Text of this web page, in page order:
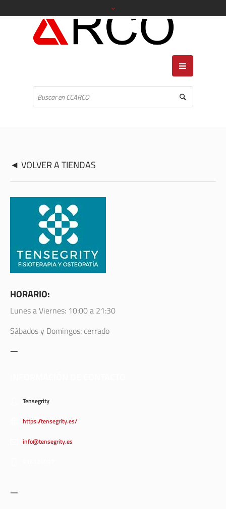
◄ VOLVER A TIENDAS
HORARIO:
Lunes a Viernes: 10:00 a 21:30
Sábados y Domingos: cerrado
—
Tensegrity
https://tensegrity.es/
info@tensegrity.es
—